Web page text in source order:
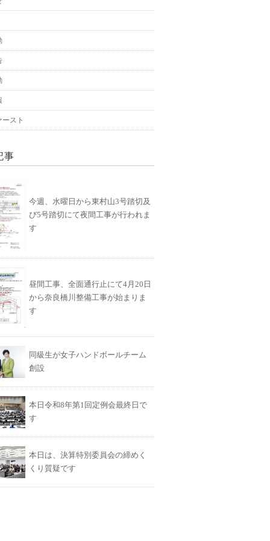
スト
事
今週、水曜日から東村山3号踏切及
び5号踏切にて夜間工事が行われま
す
昼間工事、全面通行止にて4月20日
から奈良橋川整備工事が始まりま
す
同級生が女子ハンドボールチーム
創設
本日令和8年第1回定例会最終日で
す
本日は、決算特別委員会の締めく
くり質疑です